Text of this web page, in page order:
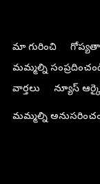
మా గురించి
మమ్మల్ని
వార్తలు
న్యూస్
మమ్మల్ని